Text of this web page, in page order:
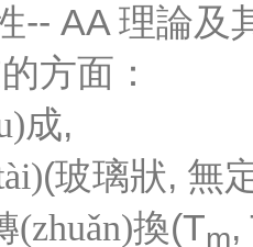
-- AA 理論及
方面：
成,
(玻璃狀, 無
(zhuǎn)換(Tm,